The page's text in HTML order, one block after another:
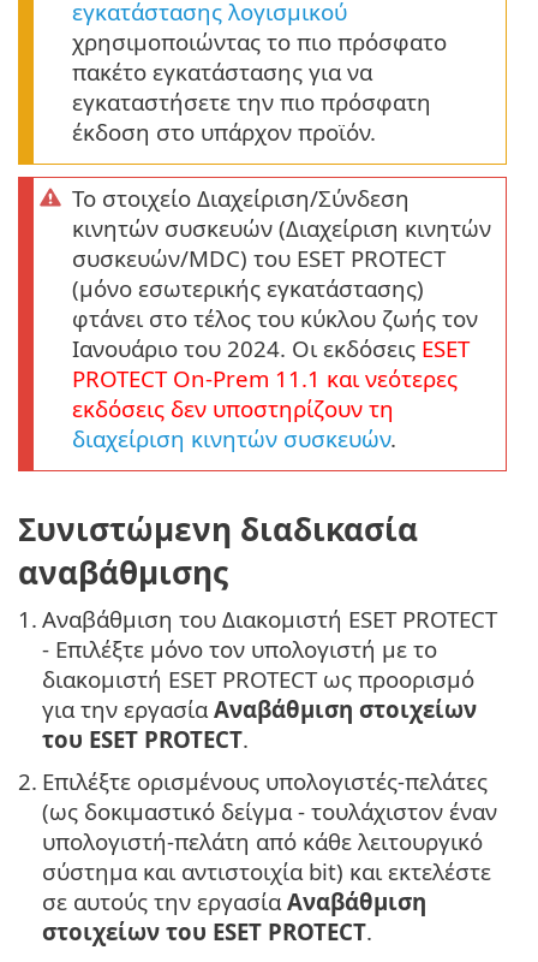
εγκατάστασης λογισμικού
χρησιμοποιώντας το πιο πρόσφατο
πακέτο εγκατάστασης για να
εγκαταστήσετε την πιο πρόσφατη
έκδοση στο υπάρχον προϊόν.
Το στοιχείο Διαχείριση/Σύνδεση
κινητών συσκευών (Διαχείριση κινητών
συσκευών/MDC) του ESET PROTECT
(μόνο εσωτερικής εγκατάστασης)
φτάνει στο τέλος του κύκλου ζωής τον
Ιανουάριο του 2024. Οι εκδόσεις ESET
PROTECT On-Prem 11.1 και νεότερες
εκδόσεις δεν υποστηρίζουν τη
διαχείριση κινητών συσκευών.
Συνιστώμενη διαδικασία
αναβάθμισης
1. Αναβάθμιση του Διακομιστή ESET PROTECT
- Επιλέξτε μόνο τον υπολογιστή με το
διακομιστή ESET PROTECT ως προορισμό
για την εργασίαΑναβάθμιση στοιχείων
του ESET PROTECT.
2. Επιλέξτε ορισμένους υπολογιστές-πελάτες
(ως δοκιμαστικό δείγμα - τουλάχιστον έναν
υπολογιστή-πελάτη από κάθε λειτουργικό
σύστημα και αντιστοιχία bit) και εκτελέστε
σε αυτούς την εργασίαΑναβάθμιση
στοιχείων του ESET PROTECT.